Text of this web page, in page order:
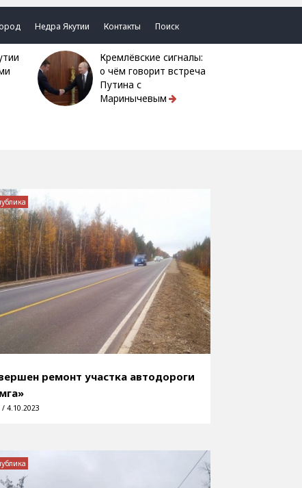
Недра Якутии Контакты Поиск
Кремлёвские сигналы:
о чём говорит встреча
Путина с
Маринычевым
ремонт участка автодороги
/ 4.10.2023